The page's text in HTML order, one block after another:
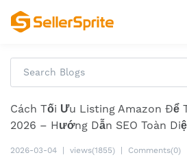
Cách Tối Ưu Listing Amazon Để
2026 – Hướng Dẫn SEO Toàn
2026-03-04 views(1855) Comments(0)